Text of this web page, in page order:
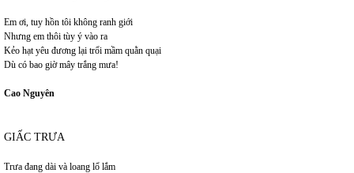
Em ơi, tuy hồn tôi không ranh giới
Nhưng em thôi tùy ý vào ra
Kẻo hạt yêu đương lại trổi mầm quằn quại
Dù có bao giờ mây trắng mưa!
Cao Nguyên
GIẤC TRƯA
Trưa đang dài và loang lổ lắm